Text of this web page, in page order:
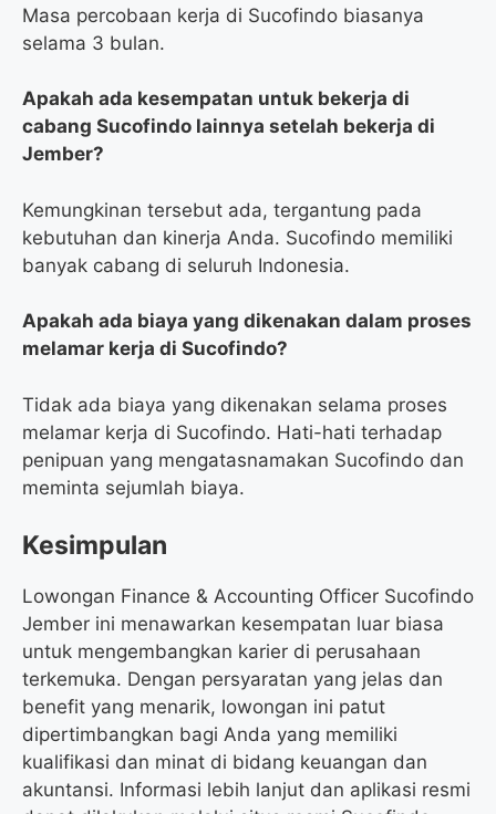
Masa percobaan kerja di Sucofindo biasanya
selama 3 bulan.
Apakah ada kesempatan untuk bekerja di
cabang Sucofindo lainnya setelah bekerja di
Jember?
Kemungkinan tersebut ada, tergantung pada
kebutuhan dan kinerja Anda. Sucofindo memiliki
banyak cabang di seluruh Indonesia.
Apakah ada biaya yang dikenakan dalam proses
melamar kerja di Sucofindo?
Tidak ada biaya yang dikenakan selama proses
melamar kerja di Sucofindo. Hati-hati terhadap
penipuan yang mengatasnamakan Sucofindo dan
meminta sejumlah biaya.
Kesimpulan
Lowongan Finance & Accounting Officer Sucofindo
Jember ini menawarkan kesempatan luar biasa
untuk mengembangkan karier di perusahaan
terkemuka. Dengan persyaratan yang jelas dan
benefit yang menarik, lowongan ini patut
dipertimbangkan bagi Anda yang memiliki
kualifikasi dan minat di bidang keuangan dan
akuntansi. Informasi lebih lanjut dan aplikasi resmi